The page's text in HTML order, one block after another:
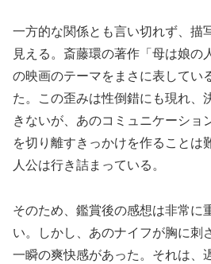
一方的な関係とも言い切れず、描
見える。斎藤環の著作「母は娘の
の映画のテーマをまさに表してい
た。この歪みは性倒錯にも現れ、
きないが、あのコミュニケーショ
を切り離すきっかけを作ることは
人公は行き詰まっている。
そのため、鑑賞後の感想は非常に
い。しかし、あのナイフが胸に刺
一瞬の爽快感があった。それは、